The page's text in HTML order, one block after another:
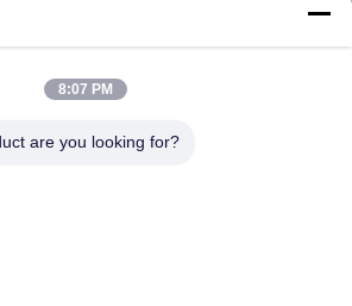
18148506772
8:07 PM
are you looking for?